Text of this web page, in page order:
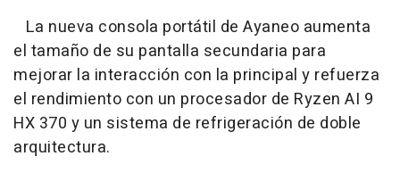
La nueva consola portátil de Ayaneo aumenta
el tamaño de su pantalla secundaria para
mejorar la interacción con la principal y refuerza
el rendimiento con un procesador de Ryzen AI 9
HX 370 y un sistema de refrigeración de doble
arquitectura.